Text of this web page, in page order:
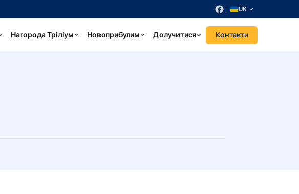
UK
Нагорода Тріліум Новоприбулим Долучитися Контакти